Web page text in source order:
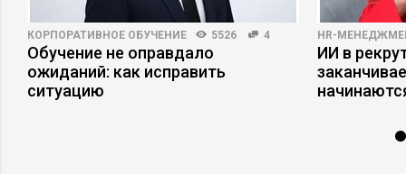
КОРПОРАТИВНОЕ ОБУЧЕНИЕ 5526 4
Обучение не оправдало
ожиданий: как исправить
ситуацию
HR-
ИИ в